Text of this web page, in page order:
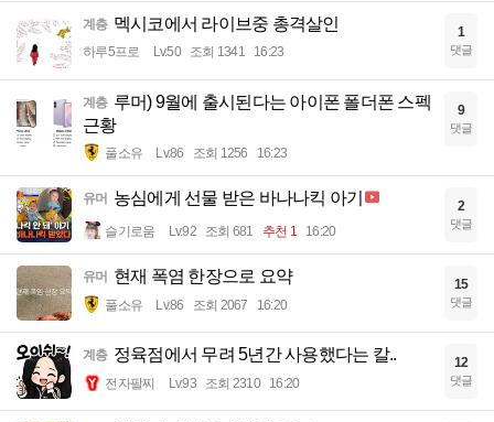
계층 멕시코에서 라이브중 총격살인
하루5프로 Lv.50 조회 1341 16:23
1
댓글
계층 루머) 9월에 출시된다는 아이폰 폴더폰 스펙
근황
풀소유 Lv.86 조회 1256 16:23
9
댓글
유머 농심에게 선물 받은 바나나킥 아기
슬기로움 Lv.92 조회 681 추천 1 16:20
2
댓글
유머 현재 폭염 한장으로 요약
풀소유 Lv.86 조회 2067 16:20
15
댓글
계층 정육점에서 무려 5년간 사용했다는 칼..
전자팔찌 Lv.93 조회 2310 16:20
12
댓글